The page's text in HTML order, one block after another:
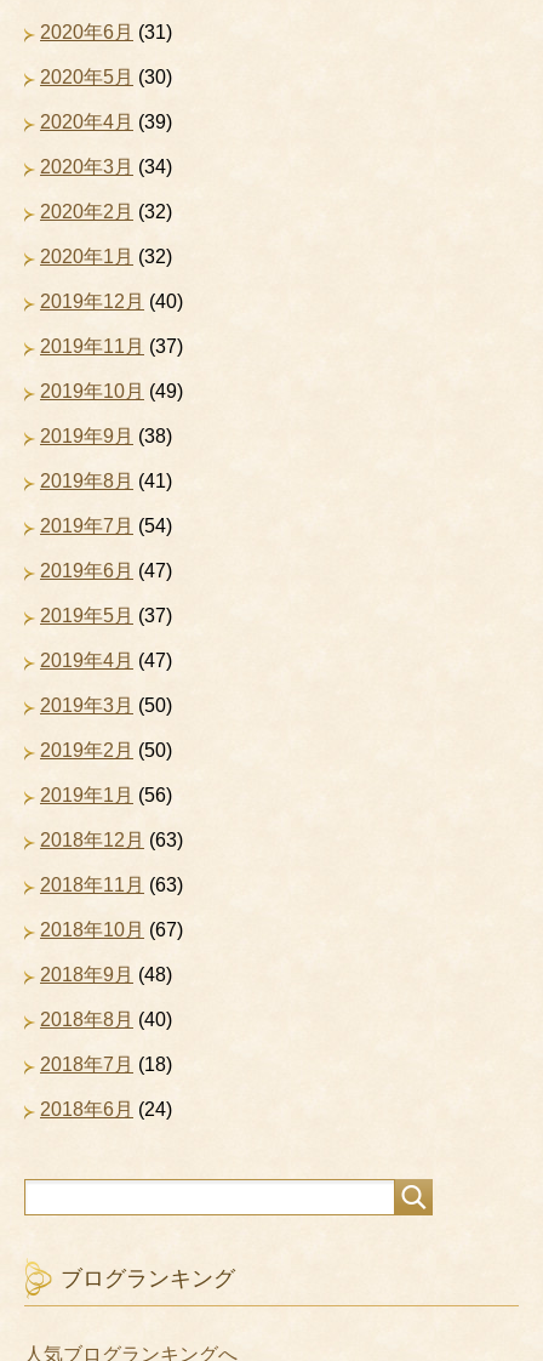
2020年6月 (31)
2020年5月 (30)
2020年4月 (39)
2020年3月 (34)
2020年2月 (32)
2020年1月 (32)
2019年12月 (40)
2019年11月 (37)
2019年10月 (49)
2019年9月 (38)
2019年8月 (41)
2019年7月 (54)
2019年6月 (47)
2019年5月 (37)
2019年4月 (47)
2019年3月 (50)
2019年2月 (50)
2019年1月 (56)
2018年12月 (63)
2018年11月 (63)
2018年10月 (67)
2018年9月 (48)
2018年8月 (40)
2018年7月 (18)
2018年6月 (24)
ブログランキング
人気ブログランキングへ